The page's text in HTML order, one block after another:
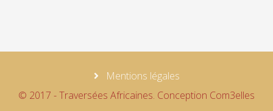
Mentions légales
© 2017 - Traversées Africaines. Conception Com3elles